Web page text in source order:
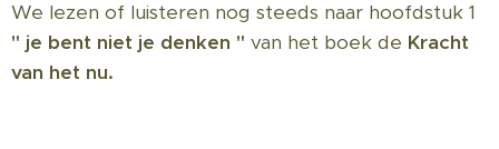
We lezen of luisteren nog steeds naar hoofdstuk 1
" je bent niet je denken " van het boek de Kracht
van het nu.